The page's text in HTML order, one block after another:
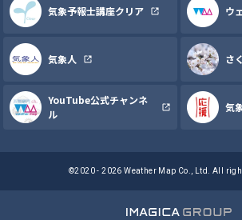
気象予報士講座クリア ウ
気象人 さ
YouTube公式チャンネ
ル
気
©2020 - 2026 Weather Map Co., Ltd. All